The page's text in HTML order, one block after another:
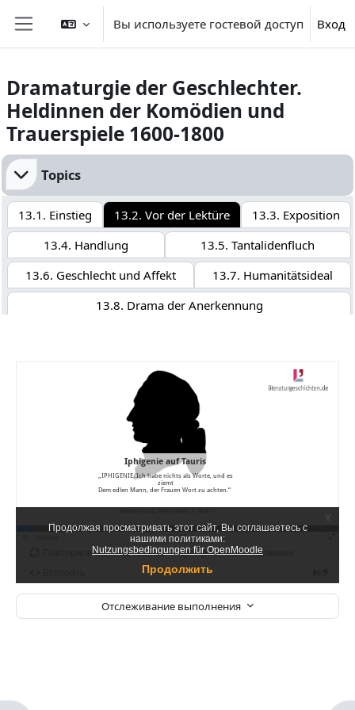
Перейти к основному содержанию
Боковая панель
Вы используете гостевой доступ Вход
Dramaturgie der Geschlechter.
Heldinnen der Komödien und
Trauerspiele 1600-1800
Section outline
Topics
13.1. Einstieg 13.2. Vor der Lektüre
13.3. Exposition
13.4. Handlung
13.5. Tantalidenfluch
13.6. Geschlecht und Affekt
13.7. Humanitätsideal
13.8. Drama der Anerkennung
Отслеживание выполнения